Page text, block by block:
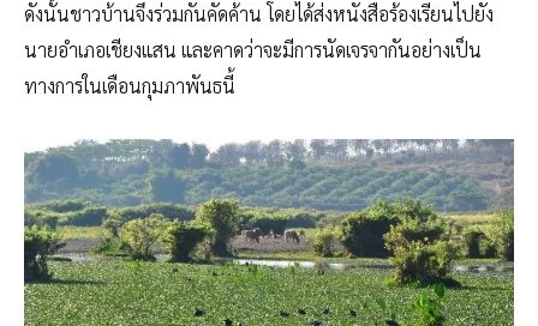
ดังนั้นชาวบ้านจึงร่วมกันคัดค้าน โดยได้ส่งหนังสือร้องเรียนไปยัง
นายอำเภอเชียงแสน และคาดว่าจะมีการนัดเจรจากันอย่างเป็น
ทางการในเดือนกุมภาพันธนี้